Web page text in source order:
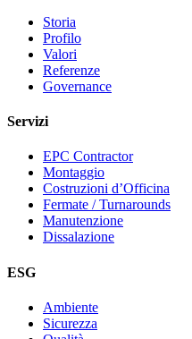
Storia
Profilo
Valori
Referenze
Governance
Servizi
EPC Contractor
Montaggio
Costruzioni d’Officina
Fermate / Turnarounds
Manutenzione
Dissalazione
ESG
Ambiente
Sicurezza